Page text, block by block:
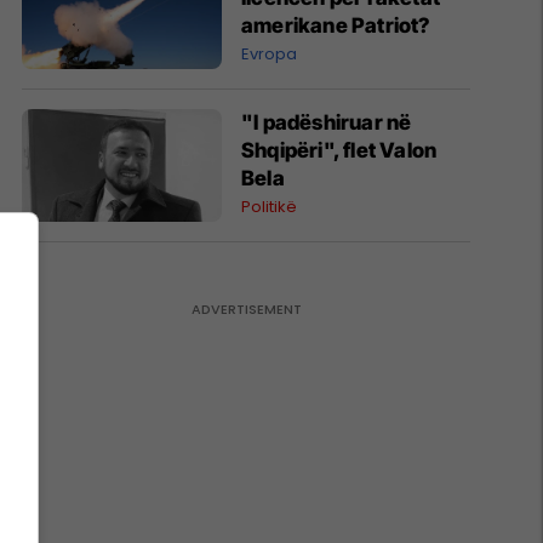
amerikane Patriot?
Evropa
"I padëshiruar në
Shqipëri", flet Valon
Bela
Politikë